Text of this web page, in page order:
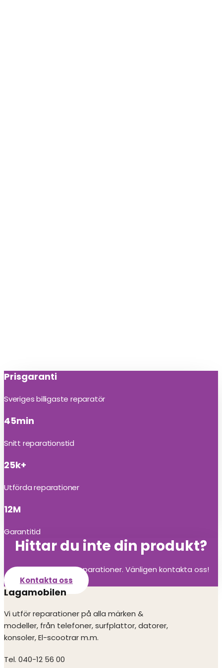
Prisgaranti
Sveriges billigaste reparatör
45min
Snitt reparationstid
25k+
Utförda reparationer
12M
Garantitid
Hittar du inte din produkt?
Vi utför alla olika reparationer. Vänligen kontakta oss!
Kontakta oss
Lagamobilen
Vi utför reparationer på alla märken &
modeller, från telefoner, surfplattor, datorer,
konsoler, El-scootrar m.m.
Tel. 040-12 56 00